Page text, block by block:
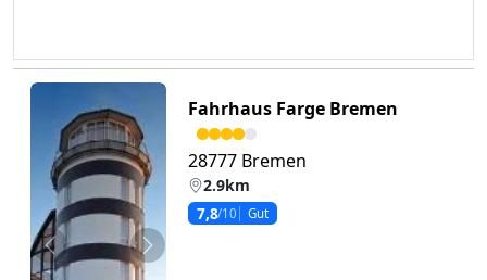
Zurück Weiter
Fahrhaus Farge Bremen
28777 Bremen
2.9km
7,8/10 Gut